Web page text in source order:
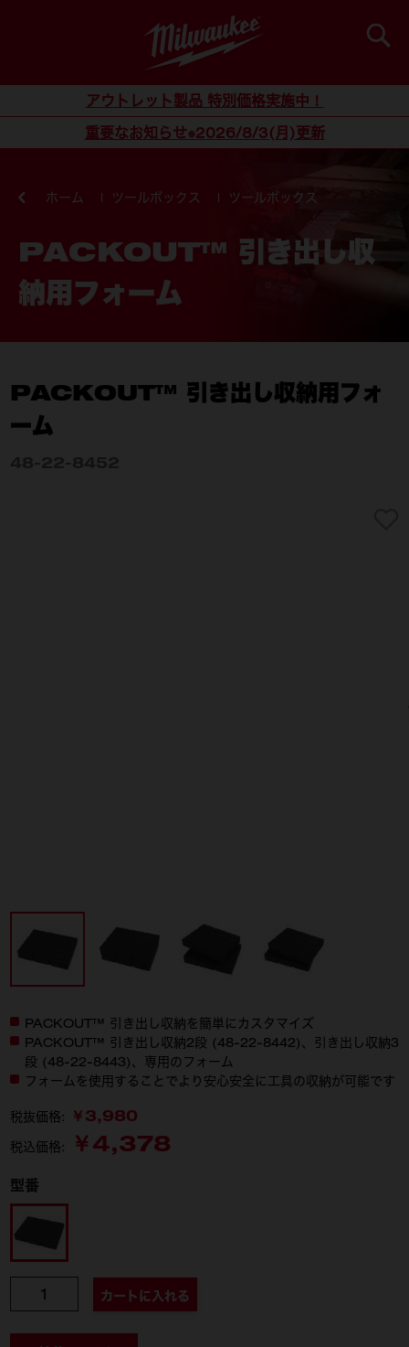
検索
コンテンツにスキップアウトレット製品 特別価格実施中！
重要なお知らせ※2026/8/3(月)更新
ホーム ツールボックス ツールボックス
PACKOUT™ 引き出し収
納用フォーム
PACKOUT™ 引き出し収納用フォ
ーム
PACKOUT™ 引き出し収納を簡単にカスタマイズ
PACKOUT™ 引き出し収納2段 (48-22-8442)、引き出し収納3
段 (48-22-8443)、専用のフォーム
フォームを使用することでより安心安全に工具の収納が可能です
税抜価格: ￥3,980
税込価格: ￥4,378
型番
48-22-8452
カートに入れる